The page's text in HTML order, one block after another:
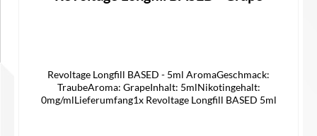
Revoltage Longfill BASED - 5ml AromaGeschmack:
TraubeAroma: GrapeInhalt: 5mlNikotingehalt:
0mg/mlLieferumfang1x Revoltage Longfill BASED 5ml